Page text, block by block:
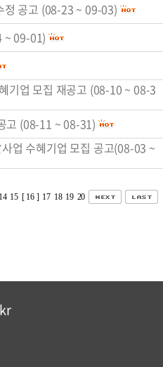
정 공고 (08-23 ~ 09-03)
~ 09-01)
기업 모집 재공고 (08-10 ~ 08-3
고 (08-11 ~ 08-31)
업 수혜기업 모집 공고(08-03 ~
14 15 [ 16 ] 17 18 19 20